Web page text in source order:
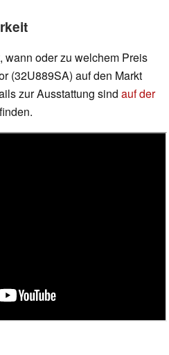
wann oder zu welchem Preis
(32U889SA) auf den Markt
zur Ausstattung sind auf der